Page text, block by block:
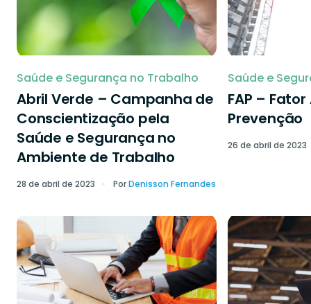
Saúde e Segurança no Trabalho
Abril Verde – Campanha de
Conscientização pela
Saúde e Segurança no
Ambiente de Trabalho
28 de abril de 2023 PorDenisson Fernandes
Saúde e
FAP –
Prevenção
26 de abril de 2023